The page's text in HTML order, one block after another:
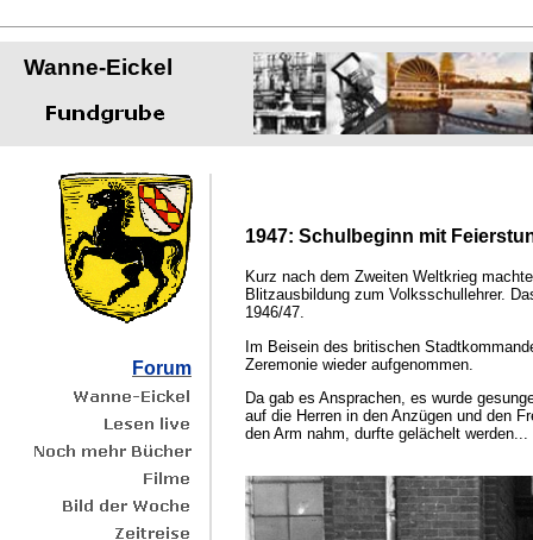
1947: Schulbeginn mit
Kurz nach dem Zweiten Weltkrieg
Blitzausbildung zum Volksschullehrer.
1946/47.
Im Beisein des britischen
Zeremonie wieder aufgenommen.
Da gab es Ansprachen, es wurde
auf die Herren in den Anzügen und den
den Arm nahm, durfte gelächelt werden...
Forum
Wanne-Eickel